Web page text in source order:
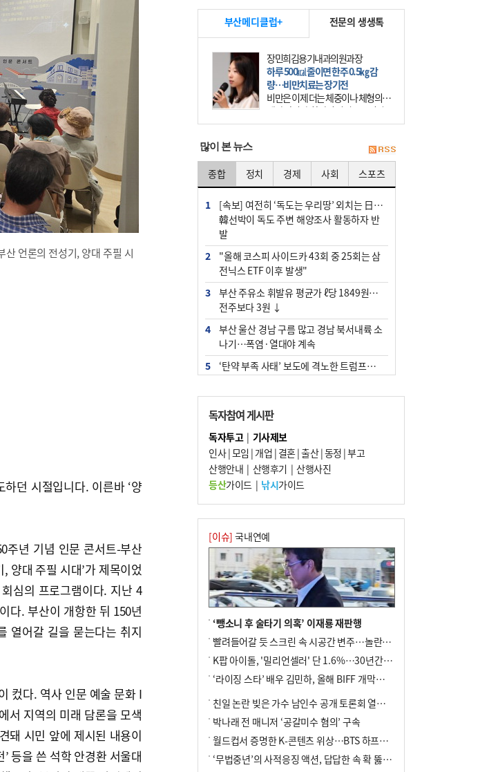
산 언론의 전성기, 양대 주필 시
던 시절입니다. 이른바 ‘양
주년 기념 인문 콘서트-부산
양대 주필 시대’가 제목이었
심의 프로그램이다. 지난 4
다. 부산이 개항한 뒤 150년
열어갈 길을 묻는다는 취지
컸다. 역사 인문 예술 문화 I
서 지역의 미래 담론을 모색
돼 시민 앞에 제시된 내용이
’ 등을 쓴 석학 안경환 서울대
부산메디클럽+ 전문의 생생톡
이유림 광도한의원 원장
목 통증, 침·뜸·추나 같이 하면 효과
적
휴대전화가 우리의 일상에 들어온 지
20년이 넘었다. 요즘에는 사람들 대
부분 스마트폰이라는 작은 기계를 한
많이 본 뉴스
종합 정치 경제 사회 스포츠
1
[속보] 여전히 ‘독도는 우리땅’ 외치는 日…
韓선박이 독도 주변 해양조사 활동하자 반
발
2
"올해 코스피 사이드카 43회 중 25회는 삼
전닉스 ETF 이후 발생"
3
부산 주유소 휘발유 평균가 ℓ당 1849원…
전주보다 3원 ↓
4
부산 울산 경남 구름 많고 경남 북서내륙 소
나기…폭염·열대야 계속
5
‘탄약 부족 사태’ 보도에 격노한 트럼프…
물선 적발
7
백양산 고지대 마을우물 55년 만에 바닥
경위 이하 경찰 하위직 ‘중수청 러시’ 전
망…檢 기피와 대조
10 피란마을 67년 역사인데…전교생 24명 아
미초 통폐합 기로
독자참여 게시판
독자투고| 기사제보
인사|모임 | 개업 | 결혼|출산|동정 |부고
산행안내 | 산행후기 | 산행사진
등산가이드| 낚시가이드
[이슈] 국내연예
‘뺑소니 후 술타기 의혹’ 이재룡 재판행
빨려들어갈 듯 스크린 속 시공간 변주…놀란의 메시지는 ‘전쟁 속죄’
K팝 아이돌, '밀리언셀러' 단 1.6%…30년간 등장 1182개팀 전수조사
‘라이징 스타’ 배우 김민하, 올해 BIFF 개막식 사회자 확정
친일 논란 빚은 가수 남인수 공개 토론회 열린다.
박나래 전 매니저 ‘공갈미수 혐의’ 구속
월드컵서 증명한 K-콘텐츠 위상…BTS 하프타임쇼·정호연 트로피 세리머니
‘무법중년’의 사적응징 액션, 답답한 속 확 뚫어주네